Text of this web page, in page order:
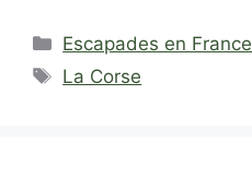
Catégories
Escapades en France
Étiquettes
La Corse